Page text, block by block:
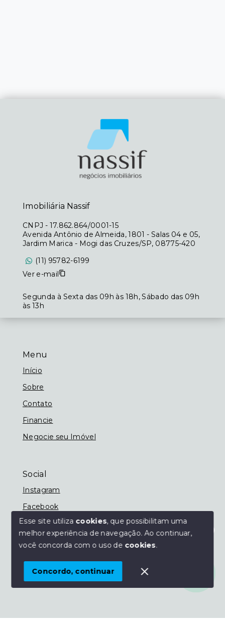
Olá! Estamos disponíveis para te ajudar.
Menu
Início
Sobre
Contato
Financie
Negocie seu Imóvel
Social
Instagram
Facebook
© Copyright 2026 - Imobiliária Nassif - Todos os
SITE PARA IMOBILIARIA
Imobiliária Nassif
CNPJ - 17.862.864/0001-15
Avenida Antônio de Almeida, 1801 - Salas 04 e 05,
Jardim Marica - Mogi das Cruzes/SP, 08775-420
(11) 95782-6199
Ver e-mail
Segunda à Sexta das 09h às 18h, Sábado das 09h
às 13h
Esse site utiliza cookies, que possibilitam uma
melhor experiência de navegação.Ao continuar,
você concorda com o uso de cookies.
Concordo, continuar